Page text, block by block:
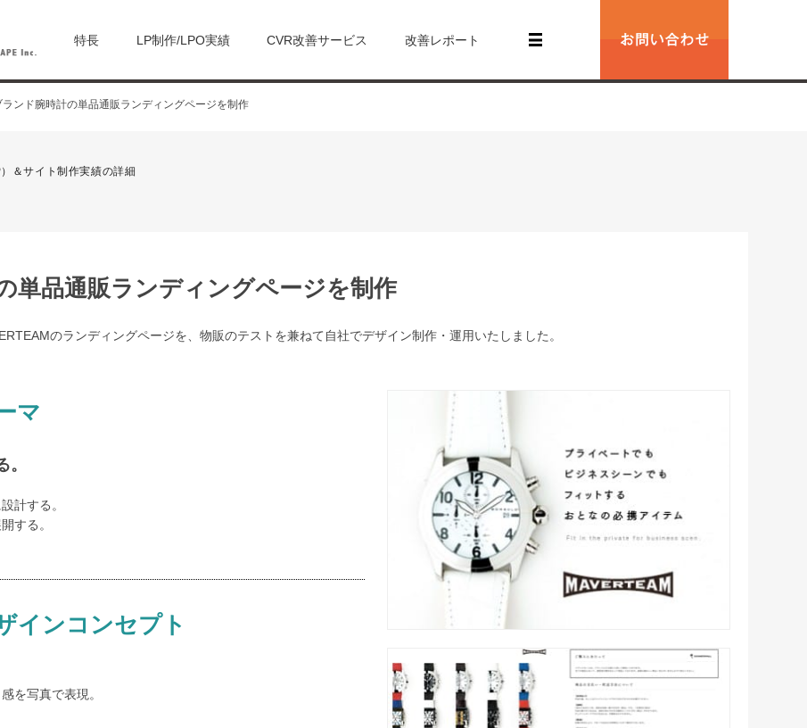
特長 LP制作/LPO実績 CVR改善サービス 改善レポート
ランド腕時計の単品通販ランディングページを制作
＆サイト制作実績の詳細
単品通販ランディングページを制作
のランディングページを、物販のテストを兼ねて自社でデザイン制作・運用いたしました。
マ
計する。
する。
インコンセプト
を写真で表現。